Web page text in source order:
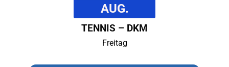
AUG.
TENNIS – DKM
Freitag